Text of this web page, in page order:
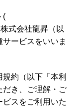
(
式会社龍昇（以
ービスをいいま
約（以下「本利
だき、ご理解・ご
スをご利用いた